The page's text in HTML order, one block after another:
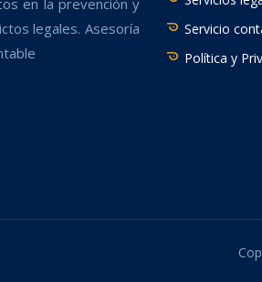
en la prevención y
legales. Asesoría
Servicio
Política y